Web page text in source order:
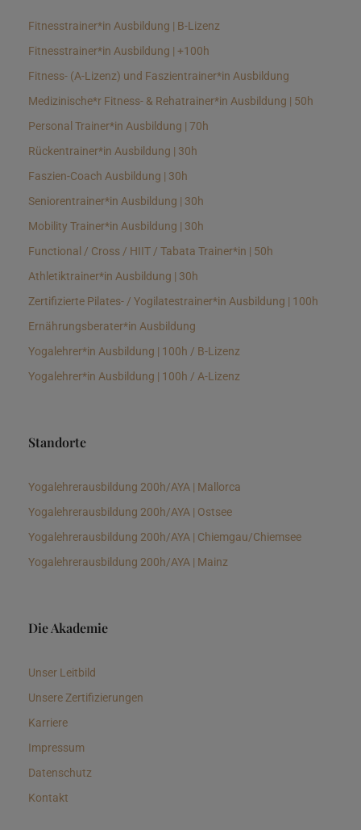
Fitnesstrainer*in Ausbildung | B-Lizenz
Fitnesstrainer*in Ausbildung | +100h
Fitness- (A-Lizenz) und Faszientrainer*in Ausbildung
Medizinische*r Fitness- & Rehatrainer*in Ausbildung | 50h
Personal Trainer*in Ausbildung | 70h
Rückentrainer*in Ausbildung | 30h
Faszien-Coach Ausbildung | 30h
Seniorentrainer*in Ausbildung | 30h
Mobility Trainer*in Ausbildung | 30h
Functional / Cross / HIIT / Tabata Trainer*in | 50h
Athletiktrainer*in Ausbildung | 30h
Zertifizierte Pilates- / Yogilatestrainer*in Ausbildung | 100h
Ernährungsberater*in Ausbildung
Yogalehrer*in Ausbildung | 100h / B-Lizenz
Yogalehrer*in Ausbildung | 100h / A-Lizenz
Standorte
Yogalehrerausbildung 200h/AYA | Mallorca
Yogalehrerausbildung 200h/AYA | Ostsee
Yogalehrerausbildung 200h/AYA | Chiemgau/Chiemsee
Yogalehrerausbildung 200h/AYA | Mainz
Die Akademie
Unser Leitbild
Unsere Zertifizierungen
Karriere
Impressum
Datenschutz
Kontakt